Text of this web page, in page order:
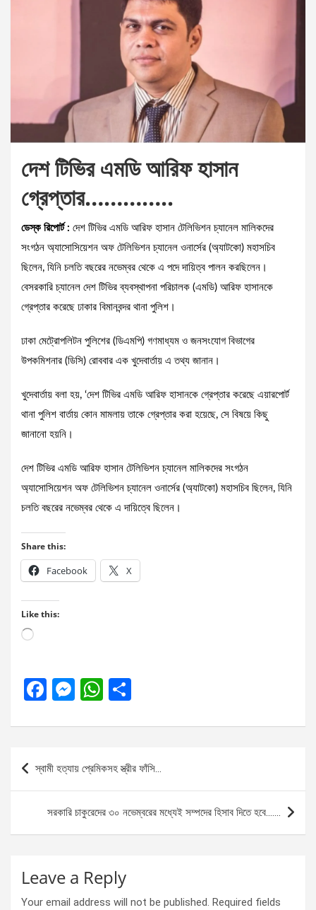
দেশ টিভির এমডি আরিফ হাসান
গ্রেপ্তার…………..
ডেস্ক রিপোর্ট : দেশ টিভির এমডি আরিফ হাসান টেলিভিশন চ্যানেল মালিকদের
সংগঠন অ্যাসোসিয়েশন অফ টেলিভিশন চ্যানেল ওনার্সের (অ্যাটকো) মহাসচিব
ছিলেন, যিনি চলতি বছরের নভেম্বর থেকে এ পদে দায়িত্ব পালন করছিলেন।
বেসরকারি চ্যানেল দেশ টিভির ব্যবস্থাপনা পরিচালক (এমডি) আরিফ হাসানকে
গ্রেপ্তার করেছে ঢাকার বিমানবন্দর থানা পুলিশ।
ঢাকা মেট্রোপলিটন পুলিশের (ডিএমপি) গণমাধ্যম ও জনসংযোগ বিভাগের
উপকমিশনার (ডিসি) রোববার এক খুদেবার্তায় এ তথ্য জানান।
খুদেবার্তায় বলা হয়, ‘দেশ টিভির এমডি আরিফ হাসানকে গ্রেপ্তার করেছে এয়ারপোর্ট
থানা পুলিশ বার্তায় কোন মামলায় তাকে গ্রেপ্তার করা হয়েছে, সে বিষয়ে কিছু
জানানো হয়নি।
দেশ টিভির এমডি আরিফ হাসান টেলিভিশন চ্যানেল মালিকদের সংগঠন
অ্যাসোসিয়েশন অফ টেলিভিশন চ্যানেল ওনার্সের (অ্যাটকো) মহাসচিব ছিলেন, যিনি
চলতি বছরের নভেম্বর থেকে এ দায়িত্বে ছিলেন।
Share this:
Facebook X
Like this:
Loading…
F
ce
b
o
o
M
se
g
er
W
at
A
p
ar
Post
navigation
স্বামী হত্যায় প্রেমিকসহ স্ত্রীর ফাঁসি…
সরকারি চাকুরেদের ৩০ নভেম্বরের মধ্যেই সম্পদের হিসাব দিতে হবে…….
Leave a Reply
Your email address will not be published. Required fields